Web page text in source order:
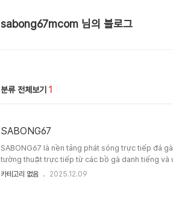
sabong67mcom 님의 블로그
분류 전체보기 1
SABONG67
SABONG67 là nền tảng phát sóng trực tiếp đá
tường thuật trực tiếp từ các bồ gà danh tiếng và
CPC4, CPC5, CPC6, và Tonhon.#sabong67
카테고리 없음 2025.12.09